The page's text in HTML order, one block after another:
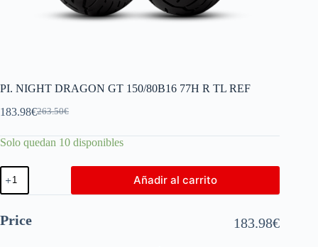
PI. NIGHT DRAGON GT 150/80B16 77H R TL REF
263.50€
183.98€
Solo quedan 10 disponibles
Añadir al carrito
Price 183.98€